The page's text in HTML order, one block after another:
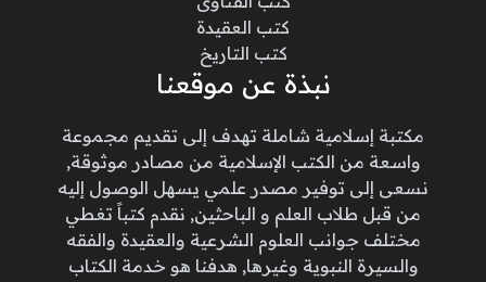
كتب العقيدة
كتب التاريخ
نبذة عن موقعنا
مكتبة إسلامية شاملة تهدف إلى تقديم مجموعة
واسعة من الكتب الإسلامية من مصادر موثوقة,
نسعى إلى توفير مصدر علمي يسهل الوصول إليه
من قبل طلاب العلم و الباحثين, نقدم كتباً تغطي
مختلف جوانب العلوم الشرعية والعقيدة والفقه
والسيرة النبوية وغيرها, هدفنا هو خدمة الكتاب